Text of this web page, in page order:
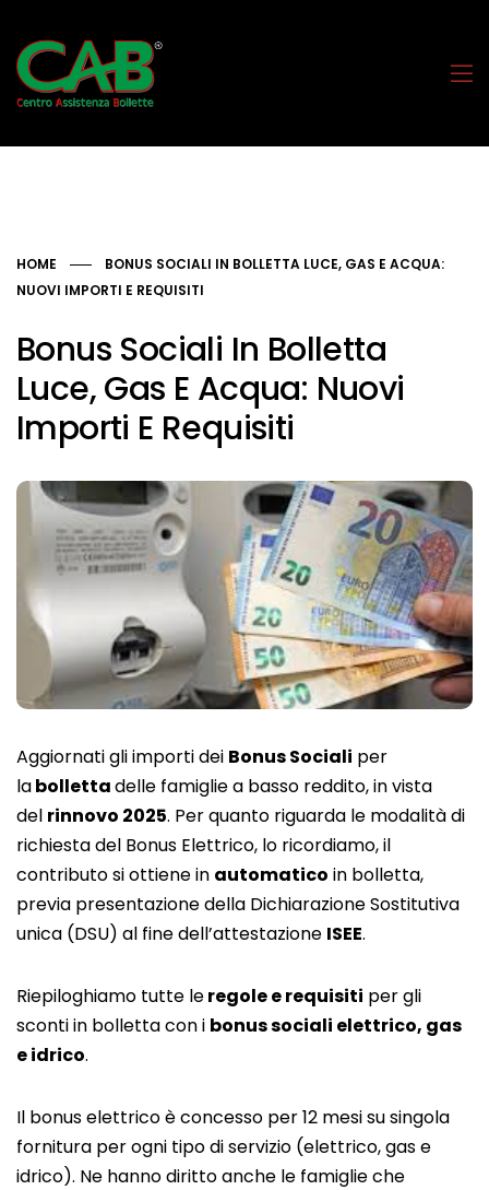
HOME
BONUS SOCIALI IN BOLLETTA LUCE, GAS E ACQUA:
NUOVI IMPORTI E REQUISITI
Bonus Sociali In Bolletta
Luce, Gas E Acqua: Nuovi
Importi E Requisiti
Aggiornati gli importi dei Bonus Sociali per
labollettadelle famiglie a basso reddito, in vista
del rinnovo 2025. Per quanto riguarda le modalità di
richiesta del Bonus Elettrico, lo ricordiamo, il
contributo si ottiene in automatico in bolletta,
previa presentazione della Dichiarazione Sostitutiva
unica (DSU) al fine dell’attestazione ISEE.
Riepiloghiamo tutte leregole e requisiti per gli
sconti in bolletta con i bonus sociali elettrico, gas
e idrico.
Il bonus elettrico è concesso per 12 mesi su singola
fornitura per ogni tipo di servizio (elettrico, gas e
idrico). Ne hanno diritto anche le famiglie che